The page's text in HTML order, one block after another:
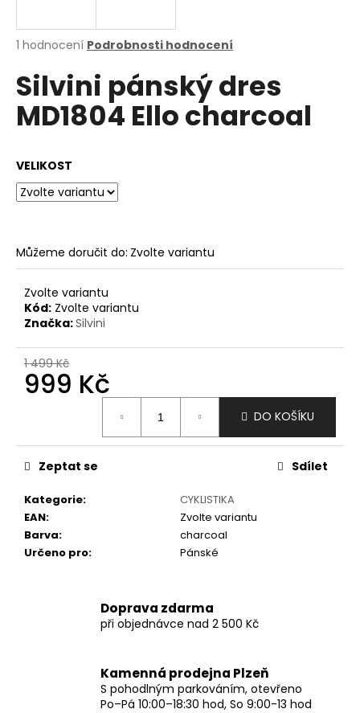
Průměrné
produktu
je
3,0
1 hodnocení Podrobnosti hodnocení
Silvini pánský dres
MD1804 Ello charcoal
VELIKOST
Můžeme doručit do: Zvolte variantu
Zvolte variantu
Kód: Zvolte variantu
Značka:Silvini
1 499 Kč
999 Kč
DO KOŠÍKU
Kategorie:
CYKLISTIKA
EAN:
Zvolte variantu
Barva:
charcoal
Určeno pro: Pánské
Zeptat se Sdílet
Doprava zdarma
při objednávce nad 2 500 Kč
Kamenná prodejna Plzeň
S pohodlným parkováním, otevřeno
Po–Pá 10:00–18:30 hod, So 9:00-13 hod
j
t
?
D
o
p
o
u
č
u
e